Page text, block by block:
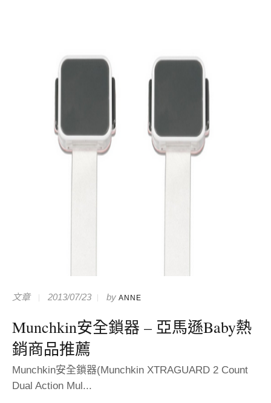
文章 2013/07/23 by ANNE
Munchkin安全鎖器 – 亞馬遜Baby熱
銷商品推薦
Munchkin安全鎖器(Munchkin XTRAGUARD 2 Count
Dual Action Mul...